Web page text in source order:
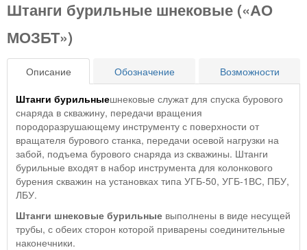
Штанги бурильные шнековые («АО
МОЗБТ»)
Описание Обозначение
Возможности
Штанги бурильныешнековые служат для спуска бурового
снаряда в скважину, передачи вращения
породоразрушающему инструменту с поверхности от
вращателя бурового станка, передачи осевой нагрузки на
забой, подъема бурового снаряда из скважины. Штанги
бурильные входят в набор инструмента для колонкового
бурения скважин на установках типа УГБ-50, УГБ-1ВС, ПБУ,
ЛБУ.
Штанги шнековые бурильные выполнены в виде несущей
трубы, с обеих сторон которой приварены соединительные
наконечники.